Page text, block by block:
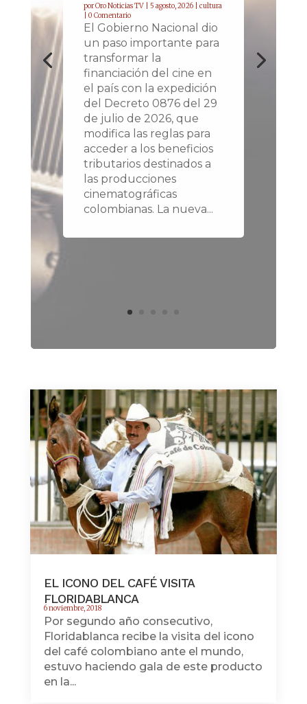
porOro Noticias TV| 5 agosto, 2026| cultura
| 0 Comentario
El Gobierno Nacional dio
un paso importante para
transformar la
financiación del cine en
el país con la expedición
del Decreto 0876 del 29
de julio de 2026, que
modifica las reglas para
acceder a los beneficios
tributarios destinados a
las producciones
cinematográficas
colombianas. La nueva...
EL ICONO DEL CAFÉ VISITA
FLORIDABLANCA
6 noviembre, 2018
Por segundo año consecutivo,
Floridablanca recibe la visita del icono
del café colombiano ante el mundo,
estuvo haciendo gala de este producto
en la...